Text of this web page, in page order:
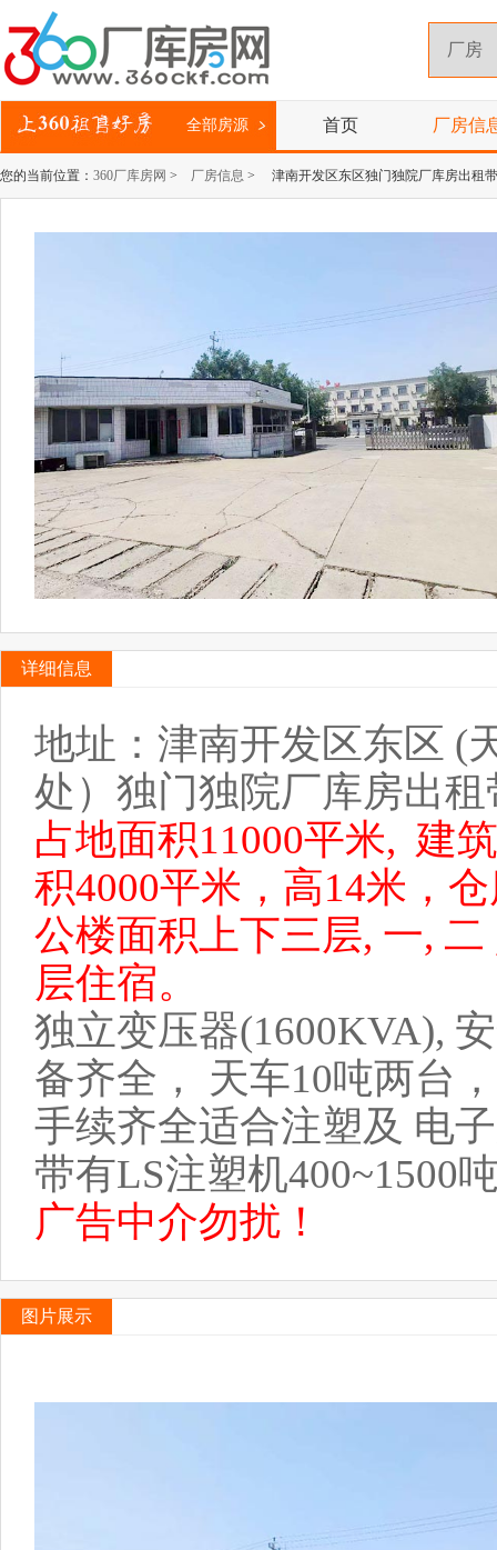
全部房源 首页 厂房信
您的当前位置： 360厂库房网 > 厂房信息 > 津南开发区东区独门独院厂库房出租
详细信息
地址：津南开发区东区 (
处）独门独院厂库房出
占地面积11000平米, 建
积4000平米，高14米，
公楼面积上下三层, 一,
层住宿。
独立变压器(1600KVA),
备齐全， 天车10吨两台
手续齐全适合注塑及 电
带有LS注塑机400~1500
广告中介勿扰！
图片展示